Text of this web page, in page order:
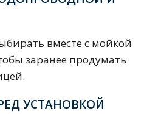
вместе с мойкой
заранее продумать
УСТАНОВКОЙ